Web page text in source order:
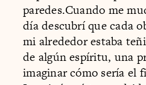
paredes.Cuando me
día descubrí que cada
mi alrededor estaba
de algún espíritu, una
imaginar cómo sería el